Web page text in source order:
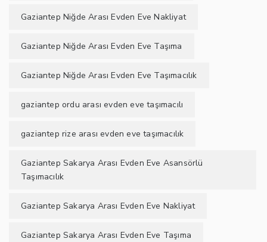
Gaziantep Niğde Arası Evden Eve Nakliyat
Gaziantep Niğde Arası Evden Eve Taşıma
Gaziantep Niğde Arası Evden Eve Taşımacılık
gaziantep ordu arası evden eve taşımacılı
gaziantep rize arası evden eve taşımacılık
Gaziantep Sakarya Arası Evden Eve Asansörlü
Taşımacılık
Gaziantep Sakarya Arası Evden Eve Nakliyat
Gaziantep Sakarya Arası Evden Eve Taşıma